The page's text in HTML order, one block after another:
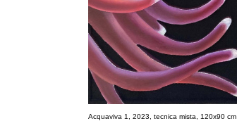
Acquaviva 1, 2023, tecnica mista, 120x90 cm